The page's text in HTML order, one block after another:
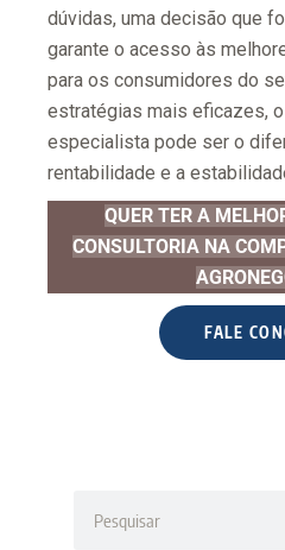
dúvidas, uma decisão que
garante o acesso às
para os consumidores do
estratégias mais eficazes,
especialista pode ser o
rentabilidade e a
QUER TER A
CONSULTORIA NA
FALE